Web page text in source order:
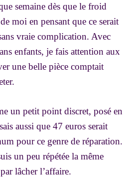
semaine dès que le froid
moi en pensant que ce serait
vraie complication. Avec
enfants, je fais attention aux
une belle pièce comptait
un petit point discret, posé en
aussi que 47 euros serait
pour ce genre de réparation.
un peu répétée la même
lâcher l’affaire.